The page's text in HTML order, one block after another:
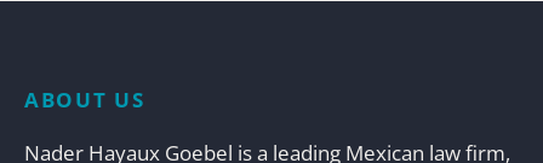
ABOUT US
Nader Hayaux Goebel is a leading Mexican law firm,